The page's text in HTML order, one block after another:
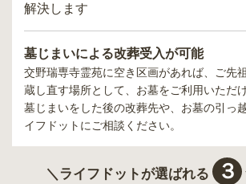
解決します
墓じまいによる改葬受入が可能
交野瑞専寺霊苑に空き区画があれば、ご先
蔵し直す場所として、お墓をご利用いただけ
墓じまいをした後の改葬先や、お墓の引っ
イフドットにご相談ください。
＼ライフドットが選ばれる ３